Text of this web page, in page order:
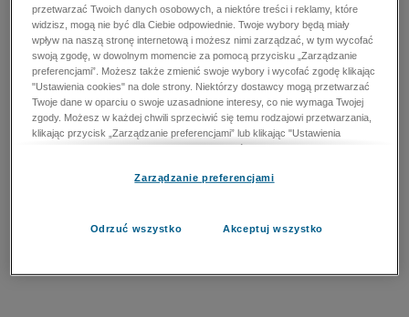
przetwarzać Twoich danych osobowych, a niektóre treści i reklamy, które
widzisz, mogą nie być dla Ciebie odpowiednie. Twoje wybory będą miały
wpływ na naszą stronę internetową i możesz nimi zarządzać, w tym wycofać
swoją zgodę, w dowolnym momencie za pomocą przycisku „Zarządzanie
preferencjami”. Możesz także zmienić swoje wybory i wycofać zgodę klikając
"Ustawienia cookies" na dole strony. Niektórzy dostawcy mogą przetwarzać
Twoje dane w oparciu o swoje uzasadnione interesy, co nie wymaga Twojej
zgody. Możesz w każdej chwili sprzeciwić się temu rodzajowi przetwarzania,
klikając przycisk „Zarządzanie preferencjami” lub klikając "Ustawienia
cookies" na dole strony. Nie możesz sprzeciwić się przetwarzaniu przez
zapobiegania oszustwom i naprawiania błędów, a w tym celu mogą zostać
przetwarzaniu danych osobowych w celu dostarczania i prezentacji reklam i
Zarządzanie preferencjami
Odrzuć wszystko Akceptuj wszystko